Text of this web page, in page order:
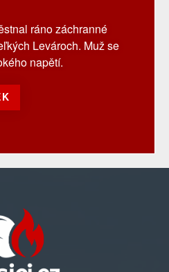
ráno záchranné
Levároch. Muž se
napětí.